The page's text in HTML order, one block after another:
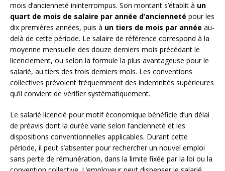
mois d’ancienneté ininterrompus. Son montant s’établit à un
quart de mois de salaire par année d’ancienneté pour les
dix premières années, puis à un tiers de mois par année au-
delà de cette période. Le salaire de référence correspond à la
moyenne mensuelle des douze derniers mois précédant le
licenciement, ou selon la formule la plus avantageuse pour le
salarié, au tiers des trois derniers mois. Les conventions
collectives prévoient fréquemment des indemnités supérieures
qu’il convient de vérifier systématiquement.
Le salarié licencié pour motif économique bénéficie d’un délai
de préavis dont la durée varie selon l’ancienneté et les
dispositions conventionnelles applicables. Durant cette
période, il peut s’absenter pour rechercher un nouvel emploi
sans perte de rémunération, dans la limite fixée par la loi ou la